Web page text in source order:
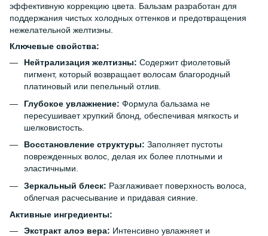
эффективную коррекцию цвета. Бальзам разработан для
поддержания чистых холодных оттенков и предотвращения
нежелательной желтизны.
Ключевые свойства:
Нейтрализация желтизны: Содержит фиолетовый
пигмент, который возвращает волосам благородный
платиновый или пепельный отлив.
Глубокое увлажнение: Формула бальзама не
пересушивает хрупкий блонд, обеспечивая мягкость и
шелковистость.
Восстановление структуры: Заполняет пустоты
поврежденных волос, делая их более плотными и
эластичными.
Зеркальный блеск: Разглаживает поверхность волоса,
облегчая расчесывание и придавая сияние.
Активные ингредиенты:
Экстракт алоэ вера: Интенсивно увлажняет и